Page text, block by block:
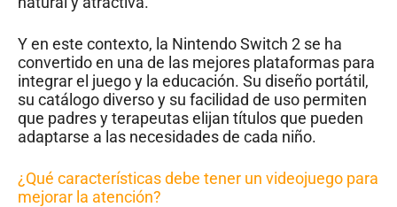
Y en este contexto, la Nintendo Switch 2 se ha
convertido en una de las mejores plataformas para
integrar el juego y la educación. Su diseño portátil,
su catálogo diverso y su facilidad de uso permiten
que padres y terapeutas elijan títulos que pueden
adaptarse a las necesidades de cada niño.
¿Qué características debe tener un videojuego para
mejorar la atención?